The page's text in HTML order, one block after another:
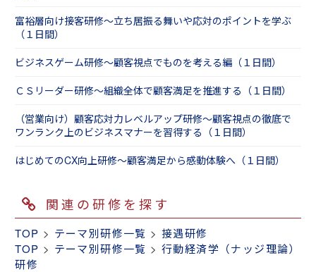
富裕層向け接客研修～立ち居振る舞いや応対のポイントを学ぶ
（１日間）
ビジネスゲーム研修～顧客視点でものを考える編（１日間）
ＣＳリーダー研修～組織全体で顧客満足を推進する（１日間）
（営業向け）顧客応対力レベルアップ研修～顧客視点の徹底で
ワンランク上のビジネスマナーを習得する（１日間）
はじめてのCX向上研修～顧客満足から感動体験へ（１日間）
関連の研修を探す
TOP > テーマ別研修一覧 >接遇研修
TOP > テーマ別研修一覧 >行動経済学（ナッジ理論）
研修